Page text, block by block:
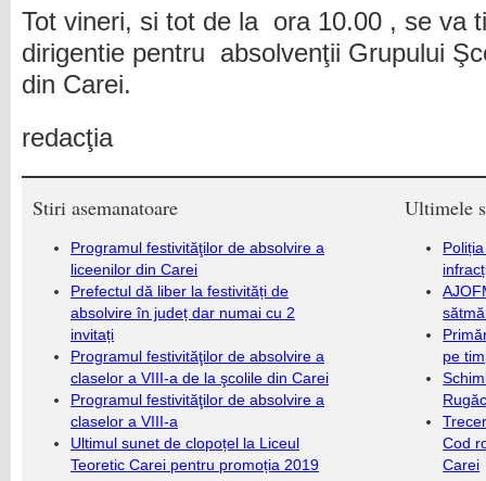
Tot vineri, si tot de la ora 10.00 , se va
dirigentie pentru absolvenţii Grupului
din Carei.
redacţia
Stiri asemanatoare
Programul festivităţilor de absolvire a
liceenilor din Carei
Prefectul dă liber la festivități de
absolvire în județ dar numai cu 2
invitați
Programul festivităţilor de absolvire a
claselor a VIII-a de la şcolile din Carei
Programul festivităţilor de absolvire a
claselor a VIII-a
Ultimul sunet de clopoțel la Liceul
Teoretic Carei pentru promoția 2019
Ultimele
pe
Cod
Carei